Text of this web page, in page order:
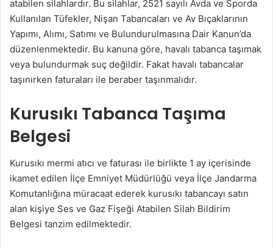
atabilen silahlardır. Bu silahlar, 2521 sayılı Avda ve Sporda
Kullanılan Tüfekler, Nişan Tabancaları ve Av Bıçaklarının
Yapımı, Alımı, Satımı ve Bulundurulmasına Dair Kanun’da
düzenlenmektedir. Bu kanuna göre, havalı tabanca taşımak
veya bulundurmak suç değildir. Fakat havalı tabancalar
taşınırken faturaları ile beraber taşınmalıdır.
Kurusıkı Tabanca Taşıma
Belgesi
Kurusıkı mermi atıcı ve faturası ile birlikte 1 ay içerisinde
ikamet edilen İlçe Emniyet Müdürlüğü veya İlçe Jandarma
Komutanlığına müracaat ederek kurusıkı tabancayı satın
alan kişiye Ses ve Gaz Fişeği Atabilen Silah Bildirim
Belgesi tanzim edilmektedir.